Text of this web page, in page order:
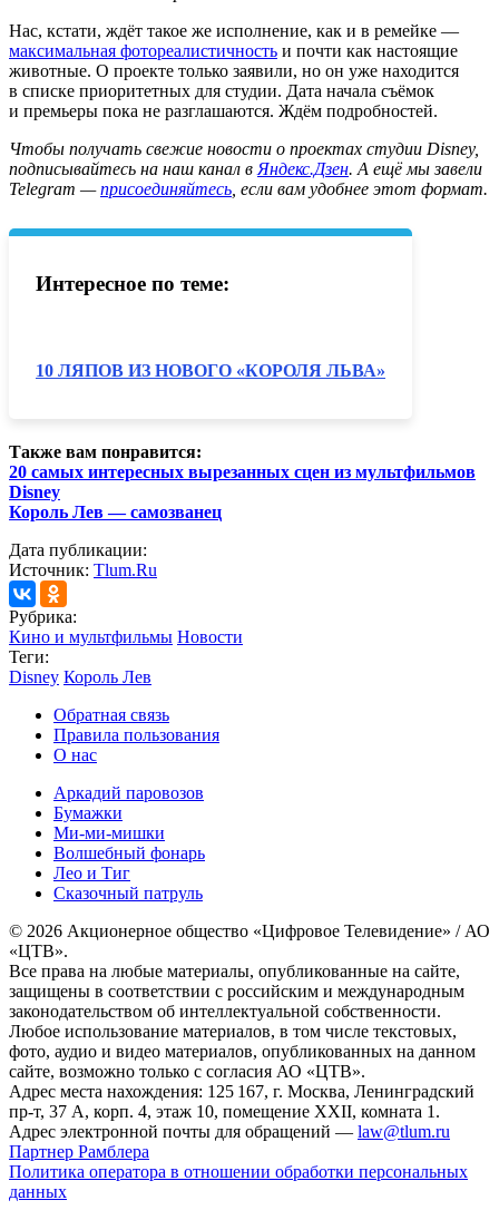
Нас, кстати, ждёт такое же исполнение, как и в ремейке —
максимальная фотореалистичность и почти как настоящие
животные. О проекте только заявили, но он уже находится
в списке приоритетных для студии. Дата начала съёмок
и премьеры пока не разглашаются. Ждём подробностей.
Чтобы получать свежие новости о проектах студии Disney,
подписывайтесь на наш канал в Яндекс.Дзен. А ещё мы завели
Telegram — присоединяйтесь , если вам удобнее этот формат.
Интересное по теме:
10 ЛЯПОВ ИЗ НОВОГО «КОРОЛЯ ЛЬВА»
Также вам понравится:
20 самых интересных вырезанных сцен из мультфильмов
Disney
Король Лев — самозванец
Дата публикации:
Источник: Tlum.Ru
Рубрика:
Кино и мультфильмы Новости
Теги:
Disney Король Лев
Обратная связь
Правила пользования
О нас
Аркадий паровозов
Бумажки
Ми-ми-мишки
Волшебный фонарь
Лео и Тиг
Сказочный патруль
© 2026 Акционерное общество «Цифровое Телевидение» / АО
«ЦТВ».
Все права на любые материалы, опубликованные на сайте,
защищены в соответствии с российским и международным
законодательством об интеллектуальной собственности.
Любое использование материалов, в том числе текстовых,
фото, аудио и видео материалов, опубликованных на данном
сайте, возможно только с согласия АО «ЦТВ».
Адрес места нахождения: 125 167, г. Москва, Ленинградский
пр-т, 37 А, корп. 4, этаж 10, помещение XXII, комната 1.
Адрес электронной почты для обращений — law@tlum.ru
Партнер Рамблера
Политика оператора в отношении обработки персональных
данных